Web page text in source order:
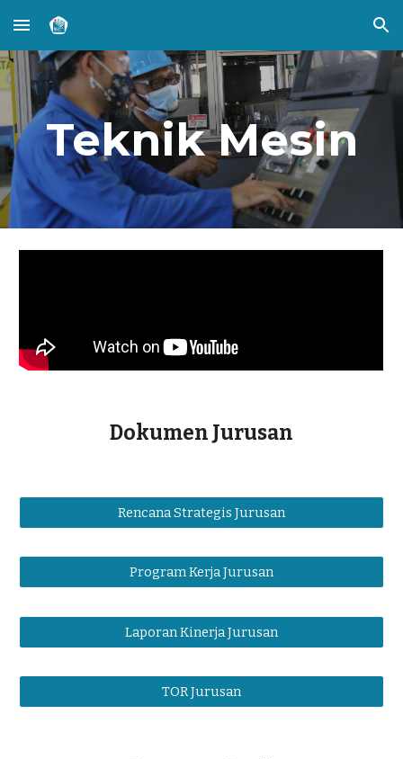
Skip to main content Skip to navigation
Teknik Mesin
Dokumen Jurusan
Rencana Strategis Jurusan
Program Kerja Jurusan
Laporan Kinerja Jurusan
TOR Jurusan